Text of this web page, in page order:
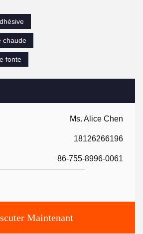
Ms. Alice Chen
18126266196
86-755-8996-0061
Maintenant
chaude
fonte